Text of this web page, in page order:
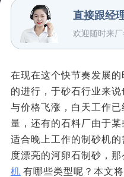
直接跟经
欢迎随时来
在现在这个快节奏发展
的进行，于砂石行业来
与价格飞涨，白天工作
量，还有的石料厂由于
适合晚上工作的制砂机
度漂亮的河卵石制砂，那
机 有哪些类型呢？本文将